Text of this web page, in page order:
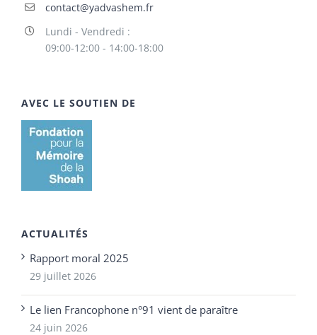
contact@yadvashem.fr
Lundi - Vendredi :
09:00-12:00 - 14:00-18:00
AVEC LE SOUTIEN DE
ACTUALITÉS
Rapport moral 2025
29 juillet 2026
Le lien Francophone n°91 vient de paraître
24 juin 2026